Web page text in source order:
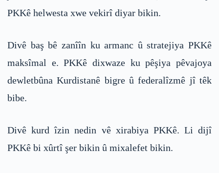
PKKê helwesta xwe vekirî diyar bikin.
Divê baş bê zanîîn ku armanc û stratejiya PKKê
maksîmal e. PKKê dixwaze ku pêşiya pêvajoya
dewletbûna Kurdistanê bigre û federalîzmê jî têk
bibe.
Divê kurd îzin nedin vê xirabiya PKKê. Li dijî
PKKê bi xûrtî şer bikin û mixalefet bikin.